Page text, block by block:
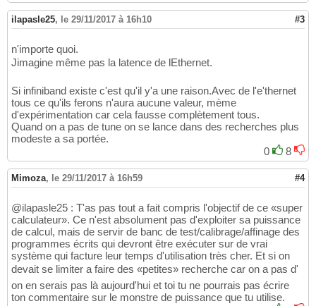
ilapasle25, le 29/11/2017 à 16h10 #3
n'importe quoi.
Jimagine même pas la latence de lEthernet.
Si infiniband existe c'est qu'il y'a une raison.Avec de l'e'thernet
tous ce qu'ils ferons n'aura aucune valeur, mème
d'expérimentation car cela fausse complètement tous.
Quand on a pas de tune on se lance dans des recherches plus
modeste a sa portée.
0
8
Mimoza, le 29/11/2017 à 16h59 #4
@ilapasle25 : T'as pas tout a fait compris l'objectif de ce «super
calculateur». Ce n'est absolument pas d'exploiter sa puissance
de calcul, mais de servir de banc de test/calibrage/affinage des
programmes écrits qui devront être exécuter sur de vrai
système qui facture leur temps d'utilisation très cher. Et si on
devait se limiter a faire des «petites» recherche car on a pas d'
on en serais pas là aujourd'hui et toi tu ne pourrais pas écrire
ton commentaire sur le monstre de puissance que tu utilise.